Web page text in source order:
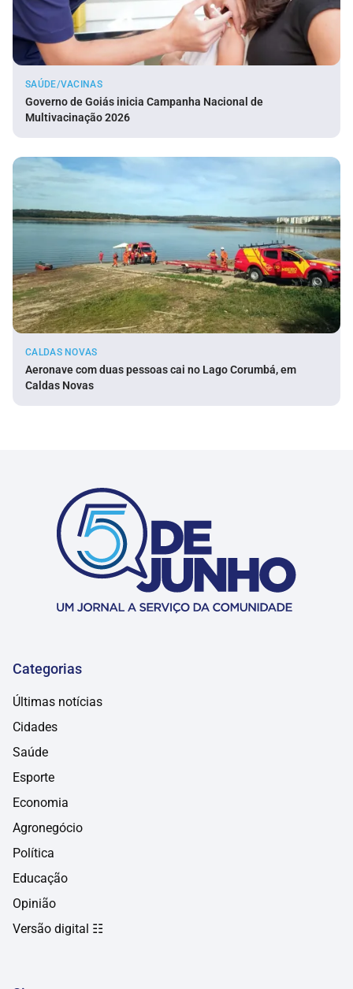
SAÚDE/VACINAS
Governo de Goiás inicia Campanha Nacional de
Multivacinação 2026
CALDAS NOVAS
Aeronave com duas pessoas cai no Lago Corumbá, em
Caldas Novas
Categorias
Últimas notícias
Cidades
Saúde
Esporte
Economia
Agronegócio
Política
Educação
Opinião
Versão digital ☷